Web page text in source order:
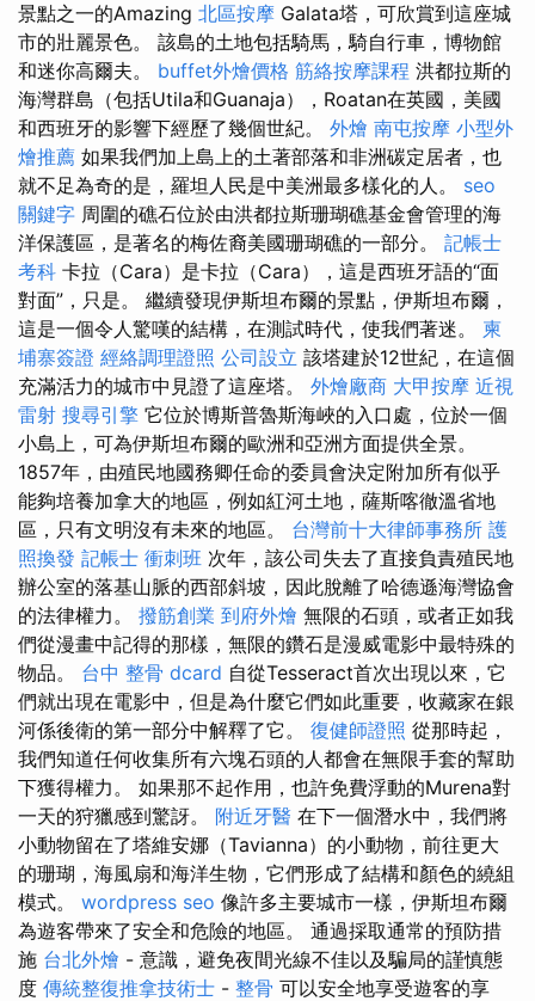
景點之一的Amazing 北區按摩 Galata塔，可欣賞到這座城
市的壯麗景色。 該島的土地包括騎馬，騎自行車，博物館
和迷你高爾夫。 buffet外燴價格 筋絡按摩課程 洪都拉斯的
海灣群島（包括Utila和Guanaja），Roatan在英國，美國
和西班牙的影響下經歷了幾個世紀。 外燴 南屯按摩 小型外
燴推薦 如果我們加上島上的土著部落和非洲碳定居者，也
就不足為奇的是，羅坦人民是中美洲最多樣化的人。 seo
關鍵字 周圍的礁石位於由洪都拉斯珊瑚礁基金會管理的海
洋保護區，是著名的梅佐裔美國珊瑚礁的一部分。 記帳士
考科 卡拉（Cara）是卡拉（Cara），這是西班牙語的“面
對面”，只是。 繼續發現伊斯坦布爾的景點，伊斯坦布爾，
這是一個令人驚嘆的結構，在測試時代，使我們著迷。 柬
埔寨簽證 經絡調理證照 公司設立 該塔建於12世紀，在這個
充滿活力的城市中見證了這座塔。 外燴廠商 大甲按摩 近視
雷射 搜尋引擎 它位於博斯普魯斯海峽的入口處，位於一個
小島上，可為伊斯坦布爾的歐洲和亞洲方面提供全景。
1857年，由殖民地國務卿任命的委員會決定附加所有似乎
能夠培養加拿大的地區，例如紅河土地，薩斯喀徹溫省地
區，只有文明沒有未來的地區。 台灣前十大律師事務所 護
照換發 記帳士 衝刺班 次年，該公司失去了直接負責殖民地
辦公室的落基山脈的西部斜坡，因此脫離了哈德遜海灣協會
的法律權力。 撥筋創業 到府外燴 無限的石頭，或者正如我
們從漫畫中記得的那樣，無限的鑽石是漫威電影中最特殊的
物品。 台中 整骨 dcard 自從Tesseract首次出現以來，它
們就出現在電影中，但是為什麼它們如此重要，收藏家在銀
河係後衛的第一部分中解釋了它。 復健師證照 從那時起，
我們知道任何收集所有六塊石頭的人都會在無限手套的幫助
下獲得權力。 如果那不起作用，也許免費浮動的Murena對
一天的狩獵感到驚訝。 附近牙醫 在下一個潛水中，我們將
小動物留在了塔維安娜（Tavianna）的小動物，前往更大
的珊瑚，海風扇和海洋生物，它們形成了結構和顏色的繞組
模式。 wordpress seo 像許多主要城市一樣，伊斯坦布爾
為遊客帶來了安全和危險的地區。 通過採取通常的預防措
施 台北外燴 - 意識，避免夜間光線不佳以及騙局的謹慎態
度 傳統整復推拿技術士 - 整骨 可以安全地享受遊客的享